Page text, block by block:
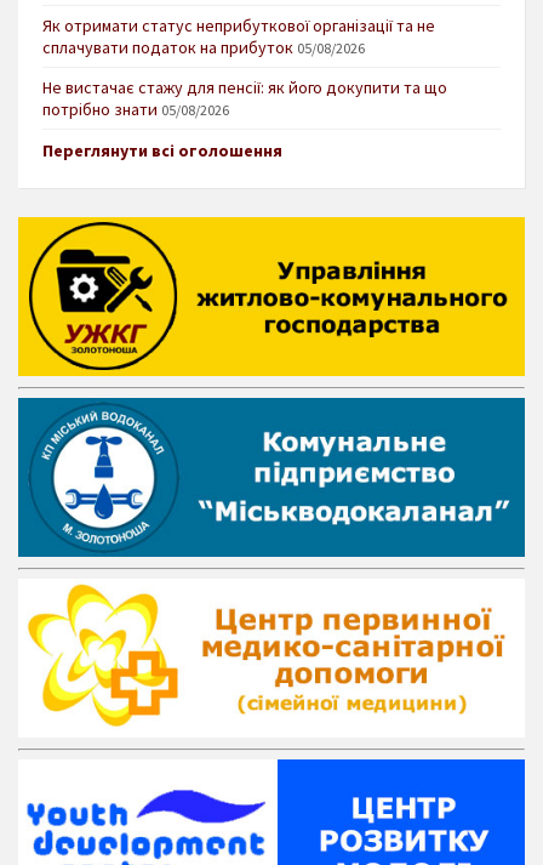
Як отримати статус неприбуткової організації та не
сплачувати податок на прибуток 05/08/2026
Не вистачає стажу для пенсії: як його докупити та що
потрібно знати 05/08/2026
Переглянути всі оголошення